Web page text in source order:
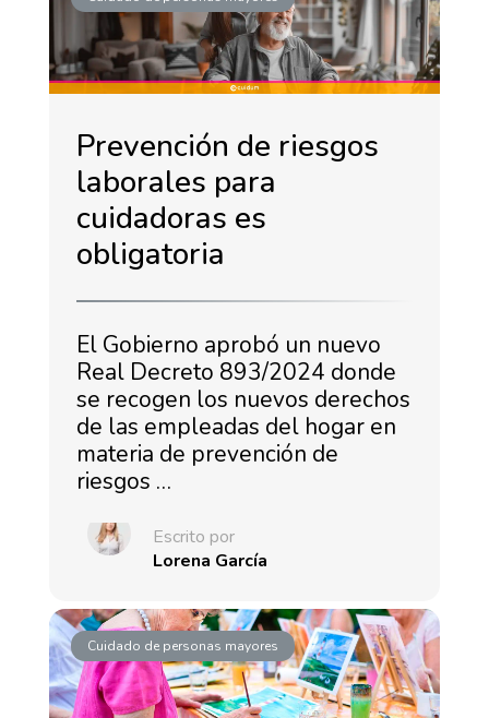
Prevención de riesgos
laborales para
cuidadoras es
obligatoria
El Gobierno aprobó un nuevo
Real Decreto 893/2024 donde
se recogen los nuevos derechos
de las empleadas del hogar en
materia de prevención de
riesgos …
Escrito por
Lorena García
Cuidado de personas mayores